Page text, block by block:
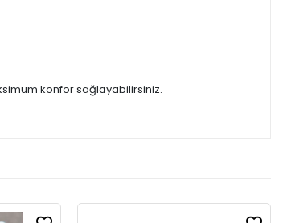
konfor sağlayabilirsiniz.